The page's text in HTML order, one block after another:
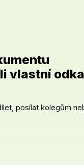
vlastní
posílat kolegům